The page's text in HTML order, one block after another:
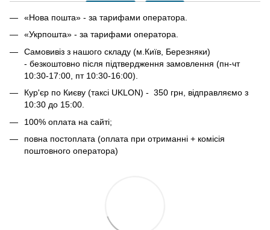
«Нова пошта» - за тарифами оператора.
«Укрпошта» - за тарифами оператора.
Самовивіз з нашого складу (м.Київ, Березняки)
- безкоштовно після підтвердження замовлення (пн-чт
10:30-17:00, пт 10:30-16:00).
Кур'єр по Києву (таксі UKLON) - 350 грн, відправляємо з
10:30 до 15:00.
100% оплата на сайті;
повна постоплата (оплата при отриманні + комісія
поштовного оператора)